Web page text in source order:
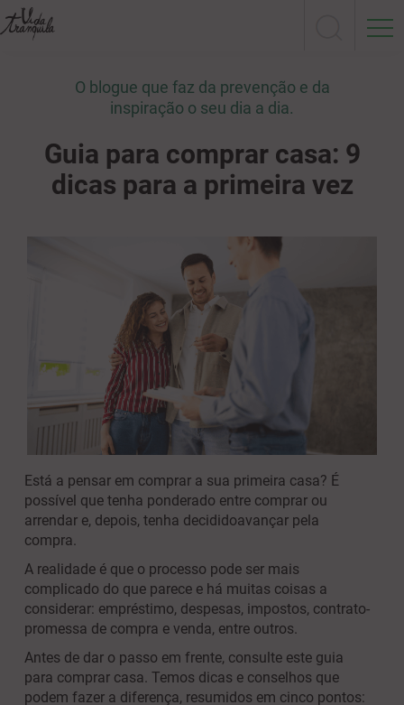
O blogue que faz da prevenção e da
inspiração o seu dia a dia.
Guia para comprar casa: 9
dicas para a primeira vez
Está a pensar em comprar a sua primeira casa? É
possível que tenha ponderado entre comprar ou
arrendar e, depois, tenha decididoavançar pela
compra.
A realidade é que o processo pode ser mais
complicado do que parece e há muitas coisas a
considerar: empréstimo, despesas, impostos, contrato-
promessa de compra e venda, entre outros.
Antes de dar o passo em frente, consulte este guia
para comprar casa. Temos dicas e conselhos que
podem fazer a diferença, resumidos em cinco pontos: